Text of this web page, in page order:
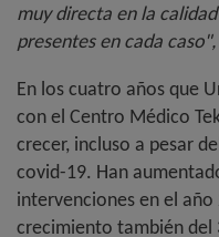
muy directa en la
presentes en cada caso",
En los cuatro años que
con el Centro Médico
crecer, incluso a pesar
covid-19. Han
intervenciones en el
crecimiento también del